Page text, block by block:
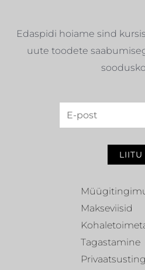
Edaspidi hoiame sind
uute toodete
LIITU
Makseviisid
Tagastamine